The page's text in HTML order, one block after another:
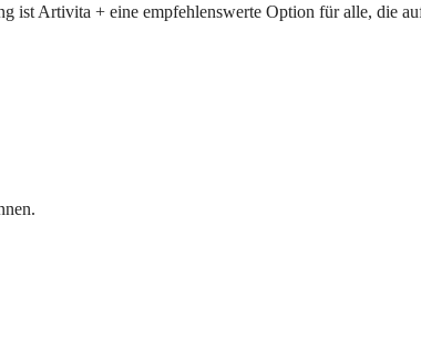
ist Artivita + eine empfehlenswerte Option für alle, die